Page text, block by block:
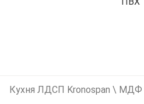
Кухня ЛДСП Kronospan \ МДФ